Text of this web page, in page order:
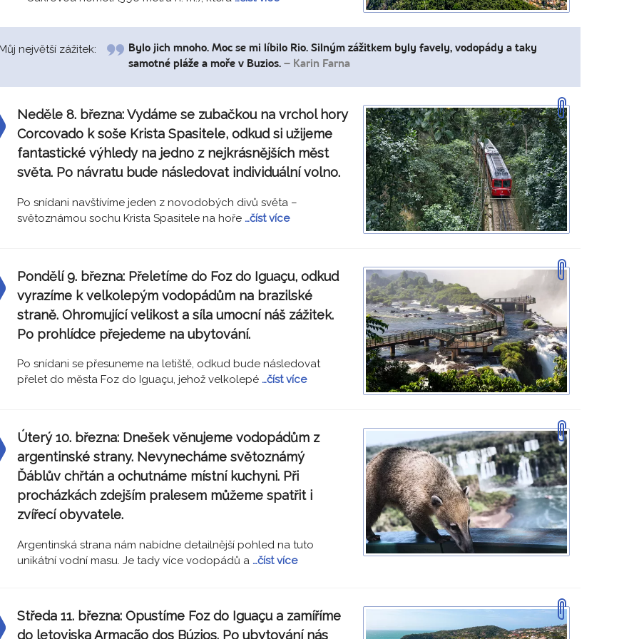
Můj největší zážitek:
Bylo jich mnoho. Moc se mi líbilo Rio. Silným zážitkem byly favely, vodopády a taky
samotné pláže a moře v Buzios. – Karin Farna
Neděle 8. března:Vydáme se zubačkou na vrchol hory
Corcovado k soše Krista Spasitele, odkud si užijeme
fantastické výhledy na jedno z nejkrásnějších měst
světa. Po návratu bude následovat individuální volno.
Po snídani navštívíme jeden z novodobých divů světa –
světoznámou sochu Krista Spasitele na hoře …číst více
Pondělí 9. března: Přeletíme do Foz do Iguaçu, odkud
vyrazíme k velkolepým vodopádům na brazilské
straně. Ohromující velikost a síla umocní náš zážitek.
Po prohlídce přejedeme na ubytování.
Po snídani se přesuneme na letiště, odkud bude následovat
přelet do města Foz do Iguaçu, jehož velkolepé …číst více
Úterý 10. března: Dnešek věnujeme vodopádům z
argentinské strany. Nevynecháme světoznámý
Ďáblův chřtán a ochutnáme místní kuchyni. Při
procházkách zdejším pralesem můžeme spatřit i
zvířecí obyvatele.
Argentinská strana nám nabídne detailnější pohled na tuto
unikátní vodní masu. Je tady více vodopádů a …číst více
Středa 11. března: Opustíme Foz do Iguaçu a zamíříme
do letoviska Armação dos Búzios. Po ubytování nás